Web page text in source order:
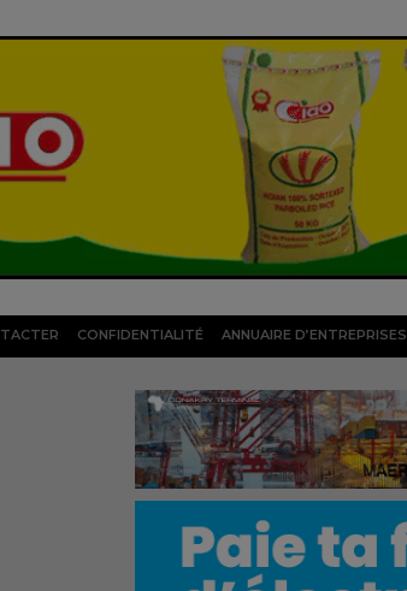
CONFIDENTIALITÉ ANNUAIRE D’ENTREPRISES